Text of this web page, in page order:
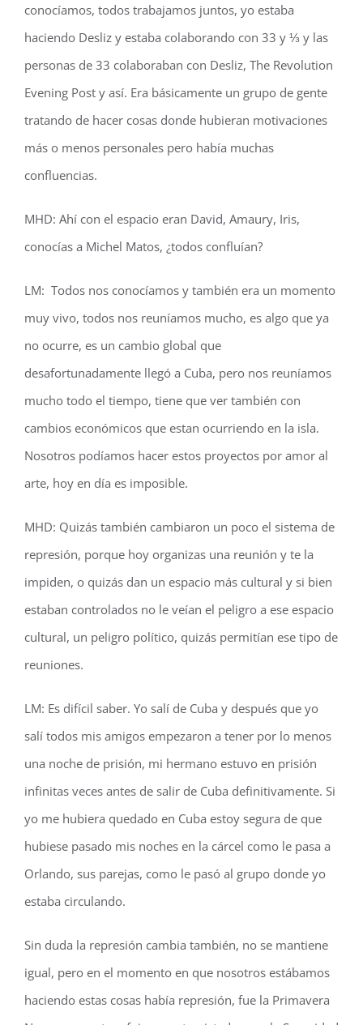
conocíamos, todos trabajamos juntos, yo estaba
haciendo Desliz y estaba colaborando con 33 y ⅓ y las
personas de 33 colaboraban con Desliz, The Revolution
Evening Post y así. Era básicamente un grupo de gente
tratando de hacer cosas donde hubieran motivaciones
más o menos personales pero había muchas
confluencias.
MHD: Ahí con el espacio eran David, Amaury, Iris,
conocías a Michel Matos, ¿todos confluían?
LM: Todos nos conocíamos y también era un momento
muy vivo, todos nos reuníamos mucho, es algo que ya
no ocurre, es un cambio global que
desafortunadamente llegó a Cuba, pero nos reuníamos
mucho todo el tiempo, tiene que ver también con
cambios económicos que estan ocurriendo en la isla.
Nosotros podíamos hacer estos proyectos por amor al
arte, hoy en día es imposible.
MHD: Quizás también cambiaron un poco el sistema de
represión, porque hoy organizas una reunión y te la
impiden, o quizás dan un espacio más cultural y si bien
estaban controlados no le veían el peligro a ese espacio
cultural, un peligro político, quizás permitían ese tipo de
reuniones.
LM: Es difícil saber. Yo salí de Cuba y después que yo
salí todos mis amigos empezaron a tener por lo menos
una noche de prisión, mi hermano estuvo en prisión
infinitas veces antes de salir de Cuba definitivamente. Si
yo me hubiera quedado en Cuba estoy segura de que
hubiese pasado mis noches en la cárcel como le pasa a
Orlando, sus parejas, como le pasó al grupo donde yo
estaba circulando.
Sin duda la represión cambia también, no se mantiene
igual, pero en el momento en que nosotros estábamos
haciendo estas cosas había represión, fue la Primavera